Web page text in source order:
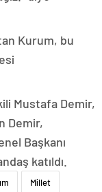
Kurum, bu
Mustafa Demir,
Demir,
Başkanı
katıldı.
Millet